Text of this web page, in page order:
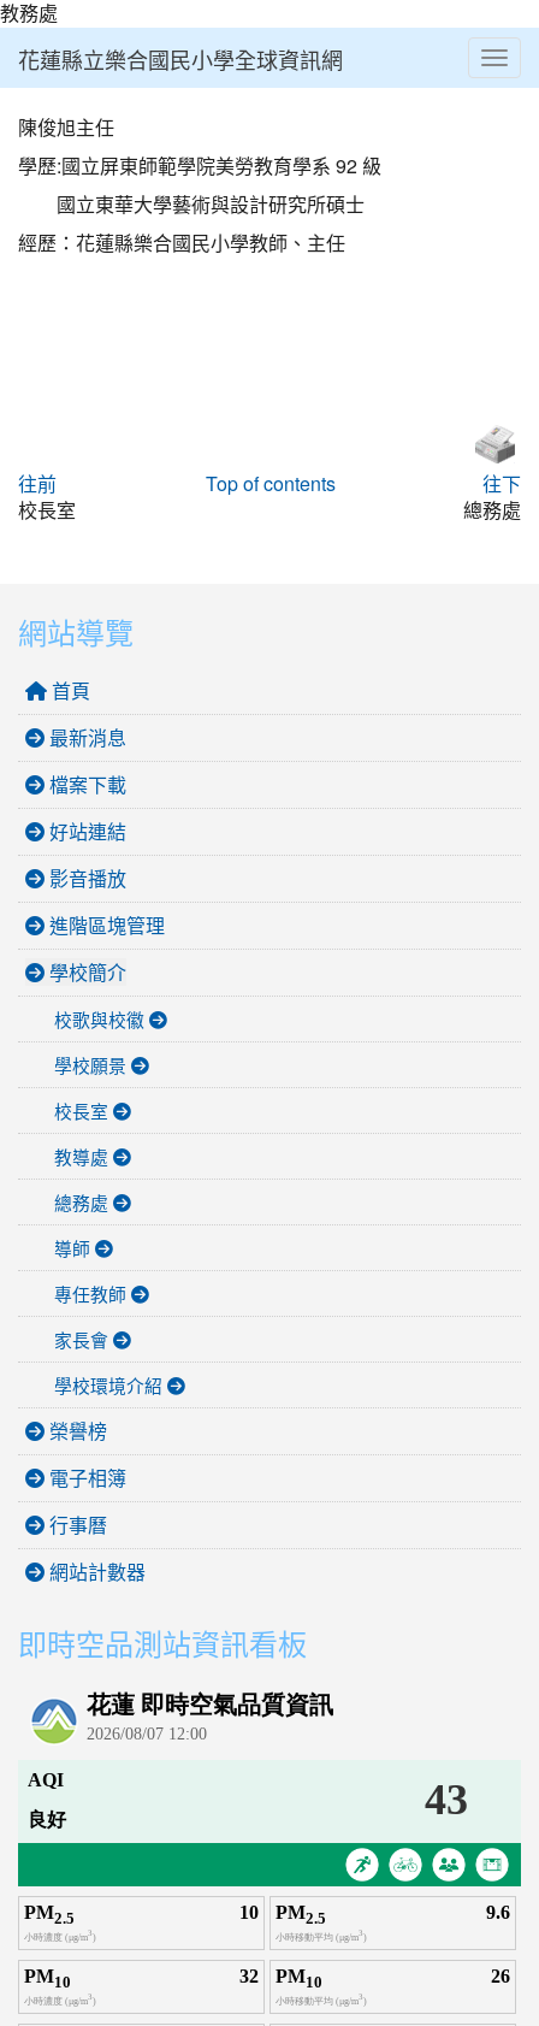
教務處
⏸
花蓮縣立樂合國民小學全球資訊網
陳俊旭主任
學歷:國立屏東師範學院美勞教育學系 92 級
國立東華大學藝術與設計研究所碩士
經歷：花蓮縣樂合國民小學教師、主任
往前
校長室
Top of contents
往下
總務處
網站導覽
首頁
最新消息
檔案下載
好站連結
影音播放
進階區塊管理
學校簡介
校歌與校徽
學校願景
校長室
教導處
總務處
導師
專任教師
家長會
學校環境介紹
榮譽榜
電子相簿
行事曆
網站計數器
即時空品測站資訊看板